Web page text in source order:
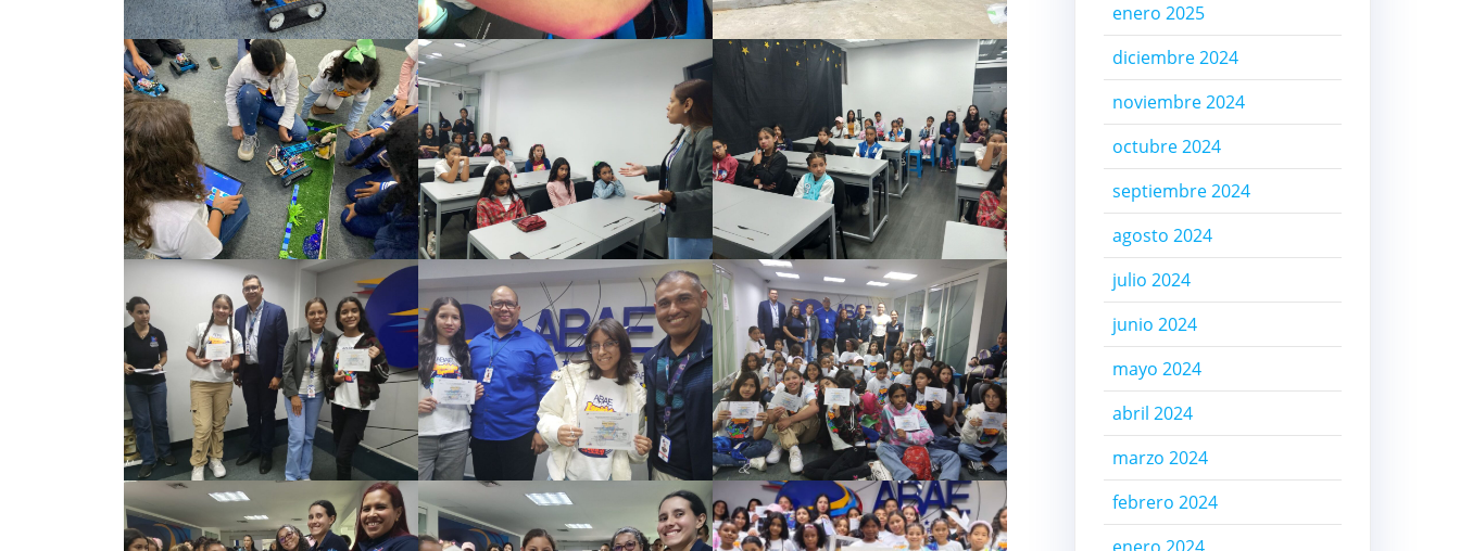
enero 2025
diciembre 2024
noviembre 2024
octubre 2024
septiembre 2024
agosto 2024
julio 2024
junio 2024
mayo 2024
abril 2024
marzo 2024
febrero 2024